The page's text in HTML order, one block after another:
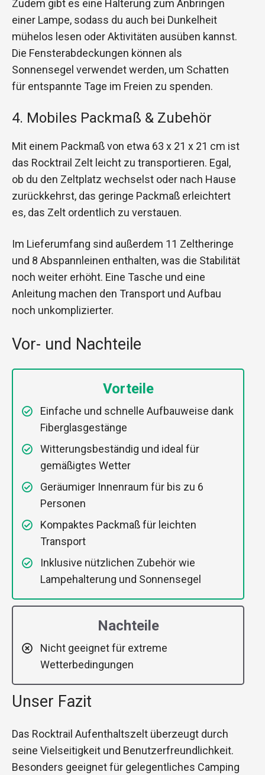
Zudem gibt es eine Halterung zum Anbringen
einer Lampe, sodass du auch bei Dunkelheit
mühelos lesen oder Aktivitäten ausüben kannst.
Die Fensterabdeckungen können als
Sonnensegel verwendet werden, um Schatten
für entspannte Tage im Freien zu spenden.
4. Mobiles Packmaß & Zubehör
Mit einem Packmaß von etwa 63 x 21 x 21 cm ist
das Rocktrail Zelt leicht zu transportieren. Egal,
ob du den Zeltplatz wechselst oder nach Hause
zurückkehrst, das geringe Packmaß erleichtert
es, das Zelt ordentlich zu verstauen.
Im Lieferumfang sind außerdem 11 Zeltheringe
und 8 Abspannleinen enthalten, was die Stabilität
noch weiter erhöht. Eine Tasche und eine
Anleitung machen den Transport und Aufbau
noch unkomplizierter.
Vor- und Nachteile
Vorteile
Einfache und schnelle Aufbauweise dank
Fiberglasgestänge
Witterungsbeständig und ideal für
gemäßigtes Wetter
Geräumiger Innenraum für bis zu 6
Personen
Kompaktes Packmaß für leichten
Transport
Inklusive nützlichen Zubehör wie
Lampehalterung und Sonnensegel
Nachteile
Nicht geeignet für extreme
Wetterbedingungen
Unser Fazit
Das Rocktrail Aufenthaltszelt überzeugt durch
seine Vielseitigkeit und Benutzerfreundlichkeit.
Besonders geeignet für gelegentliches Camping